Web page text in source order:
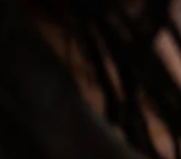
Noticias
Especiales